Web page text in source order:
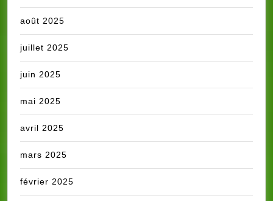
août 2025
juillet 2025
juin 2025
mai 2025
avril 2025
mars 2025
février 2025